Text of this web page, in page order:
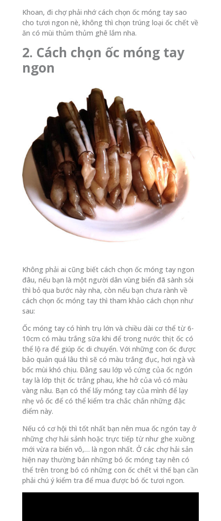
Khoan, đi chợ phải nhớ cách chọn ốc móng tay sao
cho tươi ngon nè, không thì chọn trúng loại ốc chết về
ăn có mùi thủm thủm ghê lắm nha.
2. Cách chọn ốc móng tay
ngon
Không phải ai cũng biết cách chọn ốc móng tay ngon
đâu, nếu bạn là một người dân vùng biển đã sành sỏi
thì bỏ qua bước này nha, còn nếu bạn chưa rành về
cách chọn ốc móng tay thì tham khảo cách chọn như
sau:
Ốc móng tay có hình trụ lớn và chiều dài cơ thể từ 6-
10cm có màu trắng sữa khi để trong nước thịt ốc có
thể lộ ra để giúp ốc di chuyển. Với những con ốc được
bảo quản quá lâu thì sẽ có màu trắng đục, hơi ngà và
bốc mùi khó chịu. Đằng sau lớp vỏ cứng của ốc ngón
tay là lớp thịt ốc trắng phau, khe hở của vỏ có màu
vàng nâu. Bạn có thể lấy móng tay của mình để lạy
nhẹ vỏ ốc để có thể kiểm tra chắc chắn những đặc
điểm này.
Nếu có cơ hội thì tốt nhất bạn nên mua ốc ngón tay ở
những chợ hải sảnh hoặc trực tiếp từ như ghe xuồng
mới vừa ra biển vô,… là ngon nhất. Ở các chợ hải sản
hiện nay thường bán những bó ốc móng tay nên có
thể trên trong bó có những con ốc chết vì thế bạn cần
phải chú ý kiểm tra để mua được bó ốc tươi ngon.